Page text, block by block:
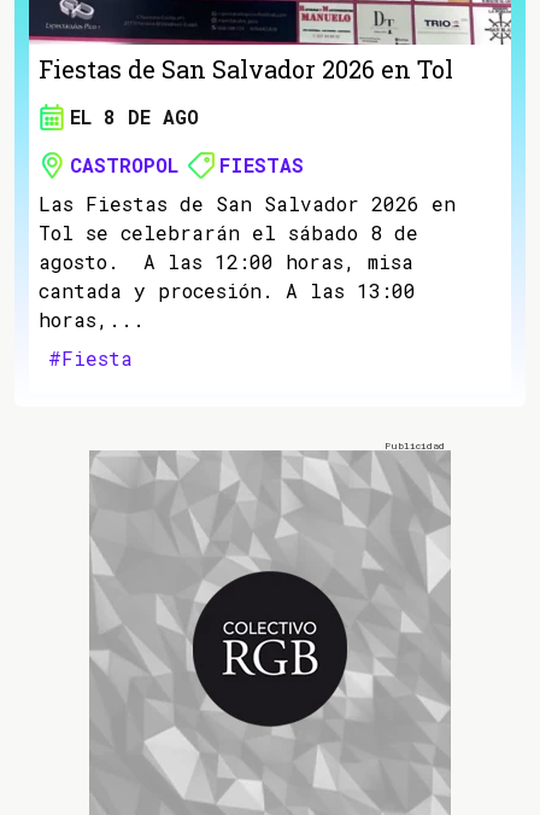
Fiestas de San Salvador 2026 en Tol
EL 8 DE AGO
CASTROPOL
FIESTAS
Las Fiestas de San Salvador 2026 en
Tol se celebrarán el sábado 8 de
agosto. A las 12:00 horas, misa
cantada y procesión. A las 13:00
horas,...
#Fiesta